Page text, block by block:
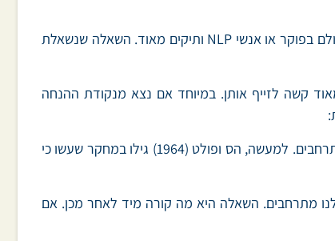
שפת הגוף מסגירה המון מידע. כל מחשבה שעוברת בראש, גורמת לשינוי פיזיולוגי. גם כאשר אנחנו שותקים. אפילו אם אנחנו אלופי העולם בפוקר או אנשי NLP ותיקים מאוד. השאלה שנשאלת
קשה לזייף אותן. במיוחד אם נצא מנקודת ההנחה
– כשאנחנו מתאמצים להזכר או מתכננים משהו שדורש מאיתנו מאמץ חשיבתי, האישונים שלנו מתרחבים. למעשה, הס ופולט (1964) גילו במחקר שעשו כי
שלנו מתרחבים. השאלה היא מה קורה מיד לאחר מכן. אם